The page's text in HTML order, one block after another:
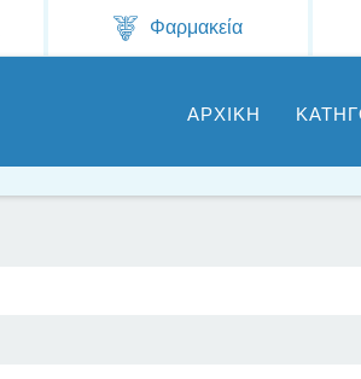
Jump to
Φαρμακεία
ΑΡΧΙΚΗ